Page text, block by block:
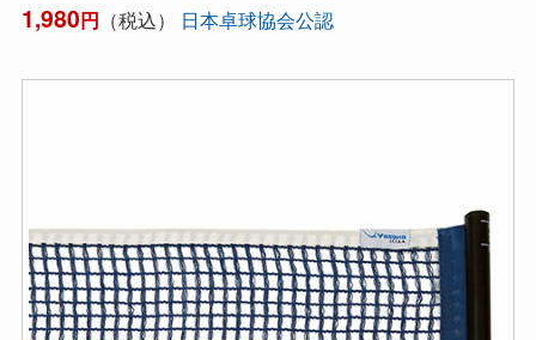
1,980円 （税込） 日本卓球協会公認